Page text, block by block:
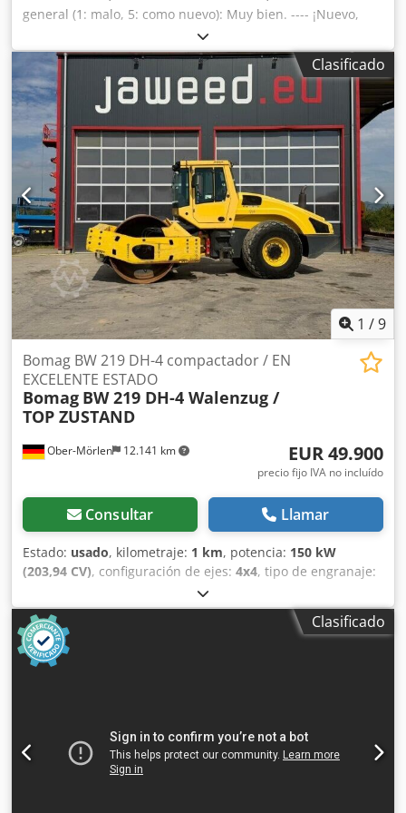
general (1: malo, 5: como nuevo): Muy bien. ---- ¡Nuevo,
cumple con las normas de seguridad! Crsdpfxjzkzzhs Aaysf
Clasificado
1 /9
Ober-Mörlen 12.141 km
Bomag BW 219 DH-4 compactador / EN
EXCELENTE ESTADO
Bomag BW 219 DH-4 Walenzug /
TOP ZUSTAND
EUR 49.900
precio fijo IVA no incluído
Consultar Llamar
Estado: usado, kilometraje: 1 km, potencia: 150 kW
(203,94 CV), configuración de ejes: 4x4, tipo de engranaje:
, Año de fabricación:
19.200 kg Carga útil: 1.730 kg Peso máximo autorizado:
20.930 kg Para obtener más información, póngase en
contacto con Emal Jaweed. Codpfxezgthlo Aayerf Rodillo
compactador, Bomag BW 219 DH-4, Año de fabricación:
TCD 2012 L06, Potencia del motor: 150 kW / 204 CV,
Velocidad nominal: 2200 rpm, Tamaño de los neumáticos:
800/60 R24 10.9, Velocidad máxima: 13 km/h, EasyDrive
Clasificado